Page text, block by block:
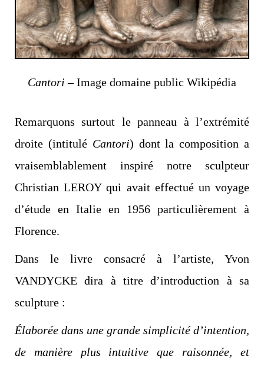
Cantori – Image domaine public Wikipédia
Remarquons surtout le panneau à l’extrémité
droite (intitulé Cantori) dont la composition a
vraisemblablement inspiré notre sculpteur
Christian LEROY qui avait effectué un voyage
d’étude en Italie en 1956 particulièrement à
Florence.
Dans le livre consacré à l’artiste, Yvon
VANDYCKE dira à titre d’introduction à sa
sculpture :
Élaborée dans une grande simplicité d’intention,
de manière plus intuitive que raisonnée, et